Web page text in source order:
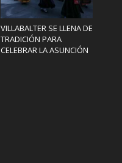
VILLABALTER SE LLENA DE
TRADICIÓN PARA
CELEBRAR LA ASUNCIÓN